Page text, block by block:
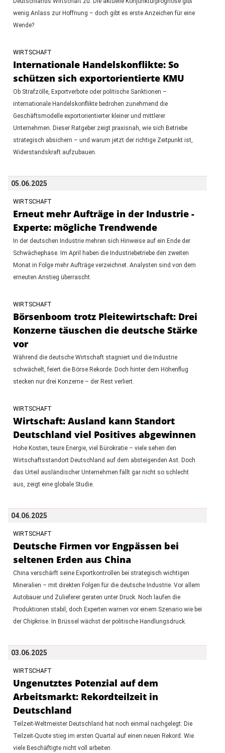
wenig Anlass zur Hoffnung – doch gibt es erste Anzeichen für eine
Wende?
WIRTSCHAFT
Internationale Handelskonflikte: So
schützen sich exportorientierte KMU
Ob Strafzölle, Exportverbote oder politische Sanktionen –
internationale Handelskonflikte bedrohen zunehmend die
Geschäftsmodelle exportorientierter kleiner und mittlerer
Unternehmen. Dieser Ratgeber zeigt praxisnah, wie sich Betriebe
strategisch absichern – und warum jetzt der richtige Zeitpunkt ist,
Widerstandskraft aufzubauen.
05.06.2025
WIRTSCHAFT
Erneut mehr Aufträge in der Industrie -
Experte: mögliche Trendwende
In der deutschen Industrie mehren sich Hinweise auf ein Ende der
Schwächephase. Im April haben die Industriebetriebe den zweiten
Monat in Folge mehr Aufträge verzeichnet. Analysten sind von dem
erneuten Anstieg überrascht.
WIRTSCHAFT
Börsenboom trotz Pleitewirtschaft: Drei
Konzerne täuschen die deutsche Stärke
vor
Während die deutsche Wirtschaft stagniert und die Industrie
schwächelt, feiert die Börse Rekorde. Doch hinter dem Höhenflug
stecken nur drei Konzerne – der Rest verliert.
WIRTSCHAFT
Wirtschaft: Ausland kann Standort
Deutschland viel Positives abgewinnen
Hohe Kosten, teure Energie, viel Bürokratie – viele sehen den
Wirtschaftsstandort Deutschland auf dem absteigenden Ast. Doch
das Urteil ausländischer Unternehmen fällt gar nicht so schlecht
aus, zeigt eine globale Studie.
04.06.2025
WIRTSCHAFT
Deutsche Firmen vor Engpässen bei
seltenen Erden aus China
China verschärft seine Exportkontrollen bei strategisch wichtigen
Mineralien – mit direkten Folgen für die deutsche Industrie. Vor allem
Autobauer und Zulieferer geraten unter Druck. Noch laufen die
Produktionen stabil, doch Experten warnen vor einem Szenario wie bei
der Chipkrise. In Brüssel wächst der politische Handlungsdruck.
03.06.2025
WIRTSCHAFT
Ungenutztes Potenzial auf dem
Arbeitsmarkt: Rekordteilzeit in
Deutschland
Teilzeit-Weltmeister Deutschland hat noch einmal nachgelegt: Die
Teilzeit-Quote stieg im ersten Quartal auf einen neuen Rekord. Wie
viele Beschäftigte nicht voll arbeiten.